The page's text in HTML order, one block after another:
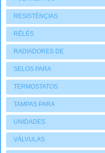
RESISTÉNÇIAS
RÉLÉS
RADIADORES DE
AQUECIMENTO
SELOS PARA
COMPRESSORES
TERMOSTATOS
TAMPAS PARA
COMPRESSORES
UNIDADES
CONDENSADORAS
VÁLVULAS